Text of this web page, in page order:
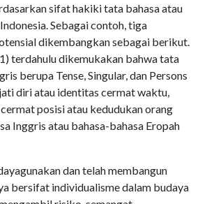
sifat hakiki tata bahasa atau
Sebagai contoh, tiga
dikembangkan sebagai berikut.
terdahulu dikemukakan bahwa tata
berupa Tense, Singular, dan Persons
diri atau identitas cermat waktu,
posisi atau kedudukan orang
Inggris atau bahasa-bahasa Eropah
dan telah membangun
bersifat individualisme dalam budaya